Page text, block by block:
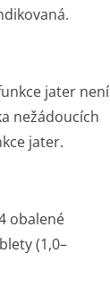
jater není
nežádoucích
jater.
obalené
(1,0–